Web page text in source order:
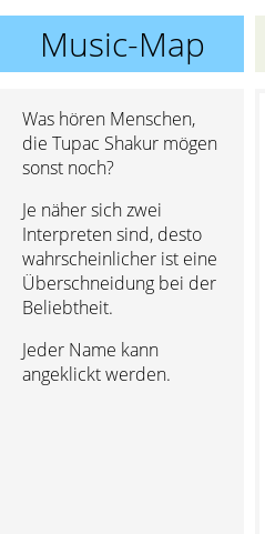
Music-Map
Was hören Menschen,
die Tupac Shakur mögen
sonst noch?
Je näher sich zwei
Interpreten sind, desto
wahrscheinlicher ist eine
Überschneidung bei der
Beliebtheit.
Jeder Name kann
angeklickt werden.